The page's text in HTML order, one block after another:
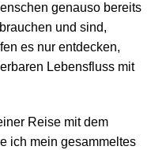
genauso bereits
und sind,
es nur entdecken,
Lebensfluss mit
Reise mit dem
ich mein gesammeltes